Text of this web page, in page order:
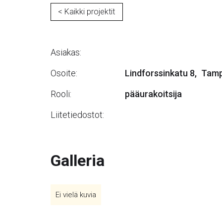
< Kaikki projektit
Asiakas:
Osoite:
Lindforssinkatu 8,
Rooli:
pääurakoitsija
Liitetiedostot:
Galleria
Ei vielä kuvia